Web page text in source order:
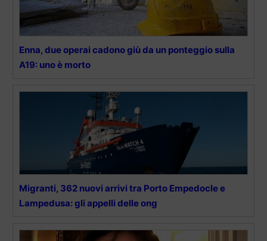
Enna, due operai cadono giù da un ponteggio sulla
A19: uno è morto
Migranti, 362 nuovi arrivi tra Porto Empedocle e
Lampedusa: gli appelli delle ong